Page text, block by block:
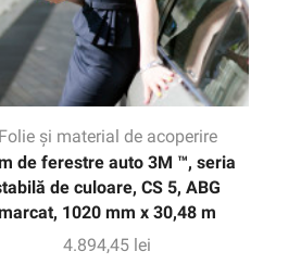
Folie și material de acoperire
de ferestre auto 3M ™, seria
de culoare, CS 5, ABG
1020 mm x 30,48 m
4.894,45 lei